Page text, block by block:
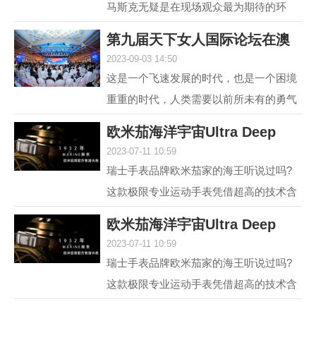
马斯克无疑是在现场观众最为期待的环
传奇人生的优秀女性，...
第九届天下女人国际论坛在澳
2023-09-03 14:50
这是一个飞速发展的时代，也是一个困境
重重的时代，人类需要以前所未有的勇气
不可或缺的组成部分...
欧米茄海洋宇宙Ultra Deep
2023-07-11 10:59
瑞士手表品牌欧米茄家的海王听说过吗?
这款极限专业运动手表凭借超高的技术含
议，它就是欧米茄海...
欧米茄海洋宇宙Ultra Deep
2023-07-11 10:59
瑞士手表品牌欧米茄家的海王听说过吗?
这款极限专业运动手表凭借超高的技术含